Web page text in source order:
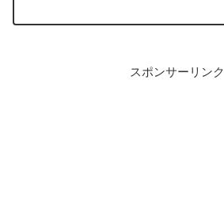
スポンサーリンク